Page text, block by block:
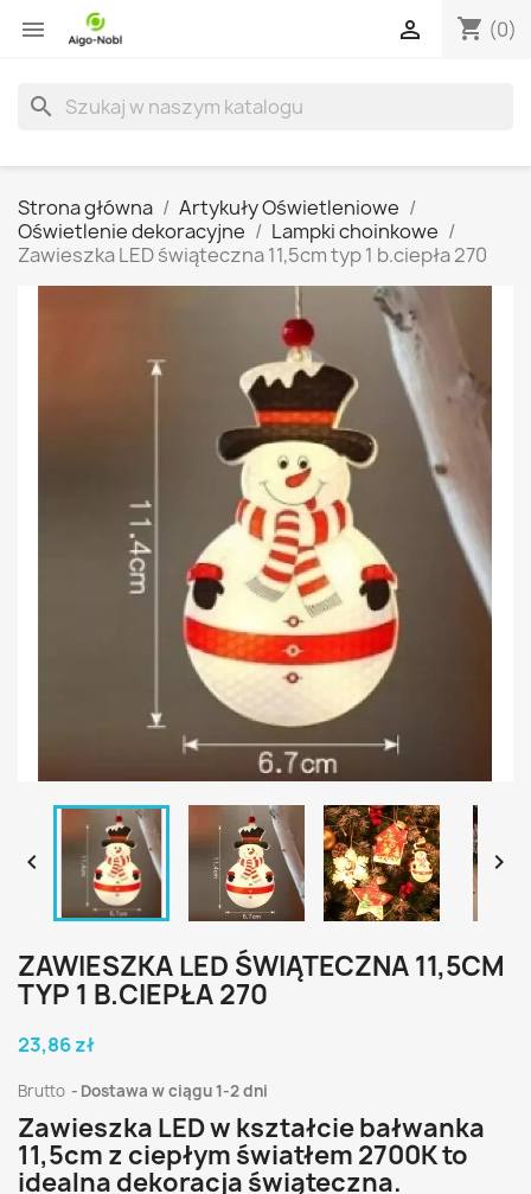
 shopping_cart (0)

search
Strona główna
Artykuły Oświetleniowe
Oświetlenie dekoracyjne
Lampki choinkowe
Zawieszka LED świąteczna 11,5cm typ 1 b.ciepła 270
 
ZAWIESZKA LED ŚWIĄTECZNA 11,5CM
TYP 1 B.CIEPŁA 270
23,86 zł
Brutto Dostawa w ciągu 1-2 dni
Zawieszka LED w kształcie bałwanka
11,5cm z ciepłym światłem 2700K to
idealna dekoracja świąteczna.